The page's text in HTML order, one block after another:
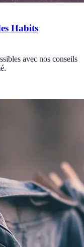
Habits
avec nos conseils